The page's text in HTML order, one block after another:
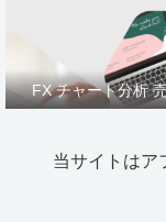
FX チャート分析
当サイトはア